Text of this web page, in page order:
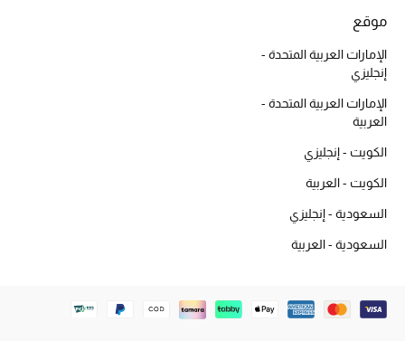
العودة إلى المدرسة
مستلزمات المنزل
عرض جميع المنتجات
ما وصلنا حديثا
موقع
الإمارات العربية المتحدة -
إنجليزي
الإمارات العربية المتحدة -
العربية
الكويت - إنجليزي
الكويت - العربية
السعودية - إنجليزي
السعودية - العربية